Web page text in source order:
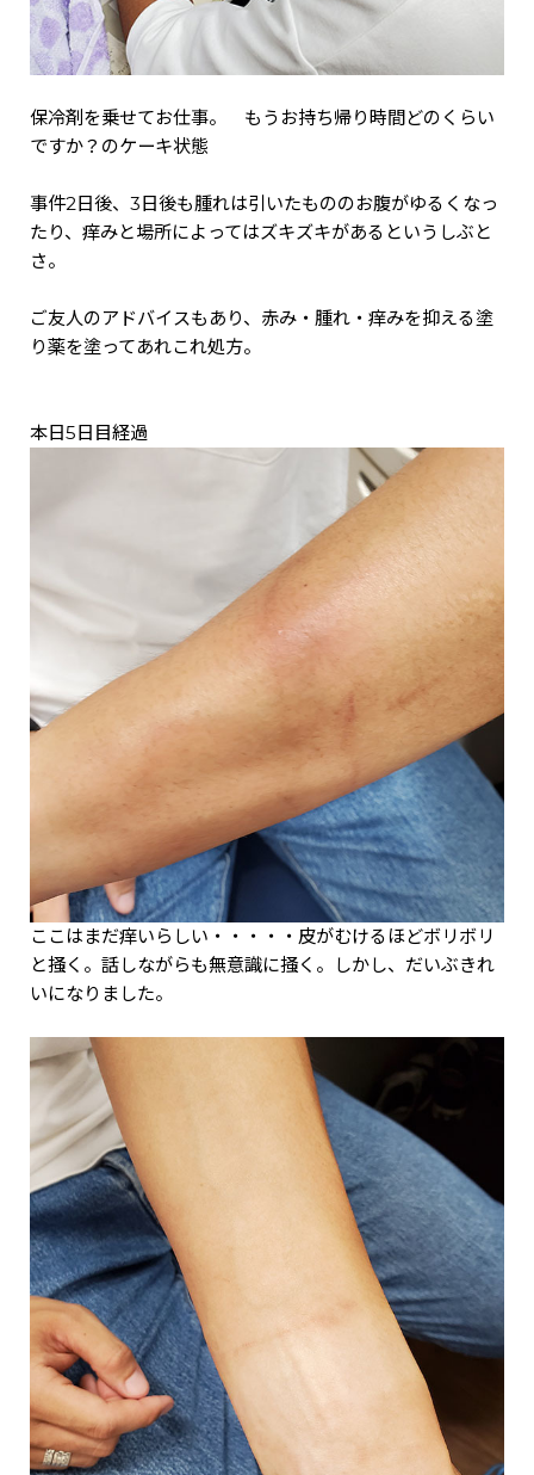
保冷剤を乗せてお仕事。 もうお持ち帰り時間どのくらい
ですか？のケーキ状態
事件2日後、3日後も腫れは引いたもののお腹がゆるくなっ
たり、痒みと場所によってはズキズキがあるというしぶと
さ。
ご友人のアドバイスもあり、赤み・腫れ・痒みを抑える塗
り薬を塗ってあれこれ処方。
本日5日目経過
ここはまだ痒いらしい・・・・・皮がむけるほどボリボリ
と掻く。話しながらも無意識に掻く。しかし、だいぶきれ
いになりました。